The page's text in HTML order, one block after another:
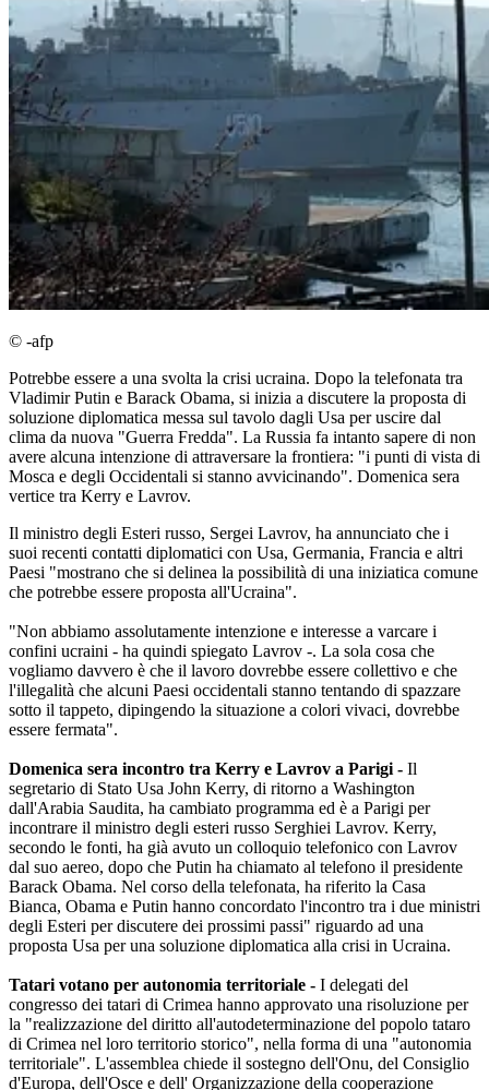
© -afp
Potrebbe essere a una svolta la crisi ucraina. Dopo la telefonata tra
Vladimir Putin e Barack Obama, si inizia a discutere la proposta di
soluzione diplomatica messa sul tavolo dagli Usa per uscire dal
clima da nuova "Guerra Fredda". La Russia fa intanto sapere di non
avere alcuna intenzione di attraversare la frontiera: "i punti di vista di
Mosca e degli Occidentali si stanno avvicinando". Domenica sera
vertice tra Kerry e Lavrov.
Il ministro degli Esteri russo, Sergei Lavrov, ha annunciato che i
suoi recenti contatti diplomatici con Usa, Germania, Francia e altri
Paesi "mostrano che si delinea la possibilità di una iniziatica comune
che potrebbe essere proposta all'Ucraina".
"Non abbiamo assolutamente intenzione e interesse a varcare i
confini ucraini - ha quindi spiegato Lavrov -. La sola cosa che
vogliamo davvero è che il lavoro dovrebbe essere collettivo e che
l'illegalità che alcuni Paesi occidentali stanno tentando di spazzare
sotto il tappeto, dipingendo la situazione a colori vivaci, dovrebbe
essere fermata".
Domenica sera incontro tra Kerry e Lavrov a Parigi - Il
segretario di Stato Usa John Kerry, di ritorno a Washington
dall'Arabia Saudita, ha cambiato programma ed è a Parigi per
incontrare il ministro degli esteri russo Serghiei Lavrov. Kerry,
secondo le fonti, ha già avuto un colloquio telefonico con Lavrov
dal suo aereo, dopo che Putin ha chiamato al telefono il presidente
Barack Obama. Nel corso della telefonata, ha riferito la Casa
Bianca, Obama e Putin hanno concordato l'incontro tra i due ministri
degli Esteri per discutere dei prossimi passi" riguardo ad una
proposta Usa per una soluzione diplomatica alla crisi in Ucraina.
Tatari votano per autonomia territoriale - I delegati del
congresso dei tatari di Crimea hanno approvato una risoluzione per
la "realizzazione del diritto all'autodeterminazione del popolo tataro
di Crimea nel loro territorio storico", nella forma di una "autonomia
territoriale". L'assemblea chiede il sostegno dell'Onu, del Consiglio
d'Europa, dell'Osce e dell' Organizzazione della cooperazione